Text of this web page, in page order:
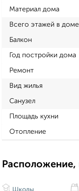
Материал дома
Всего этажей в доме
Балкон
Год постройки дома
Ремонт
Вид жилья
Санузел
Площадь кухни
Отопление
Расположение,